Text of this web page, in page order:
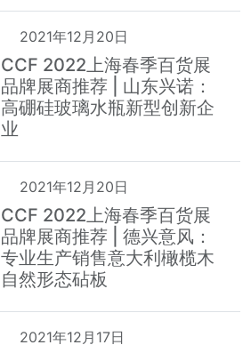
2021年12月20日
CCF 2022上海春季百货展
品牌展商推荐 | 山东兴诺：
高硼硅玻璃水瓶新型创新企
业
2021年12月20日
CCF 2022上海春季百货展
品牌展商推荐 | 德兴意风：
专业生产销售意大利橄榄木
自然形态砧板
2021年12月17日